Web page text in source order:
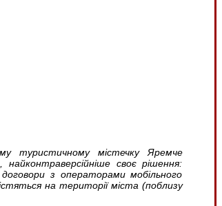
туристичному містечку Яремче
своє рішення:
з операторами мобільного
на території міста (поблизу